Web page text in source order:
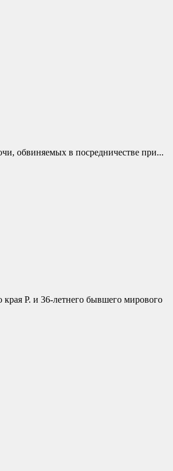
обвиняемых в посредничестве при...
края Р. и 36-летнего бывшего мирового